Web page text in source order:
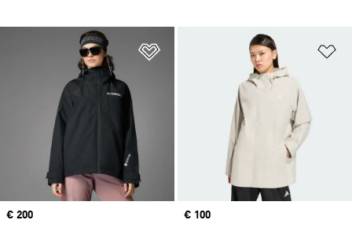
Añadir a la lista de deseos
Precio
€ 200
Precio
€ 100